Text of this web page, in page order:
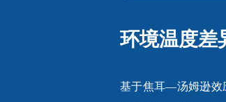
环境温度差
基于焦耳—汤姆逊效